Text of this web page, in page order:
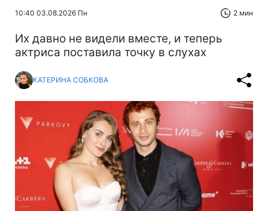
10:40 03.08.2026 Пн 2 мин
Их давно не видели вместе, и теперь
актриса поставила точку в слухах
КАТЕРИНА СОБКОВА